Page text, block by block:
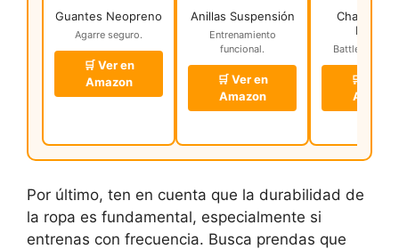
Guantes Neopreno
Agarre seguro.
🛒 Ver en
Amazon
Anillas Suspensión
Entrenamiento
funcional.
🛒 Ver en
Amazon
Chaleco
Pesado
Battle rope
🛒 Ver
Amazon
Por último, ten en cuenta que la durabilidad de
la ropa es fundamental, especialmente si
entrenas con frecuencia. Busca prendas que